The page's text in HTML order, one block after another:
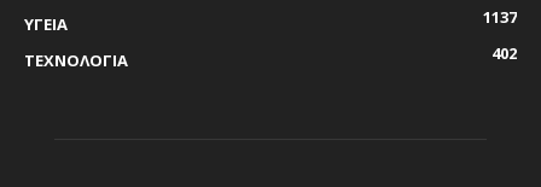
ΥΓΕΙΑ
1137
ΤΕΧΝΟΛΟΓΙΑ
402